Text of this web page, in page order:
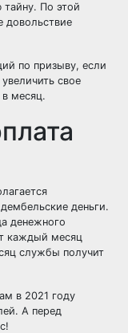
тайну. По этой
довольствие
по призыву, если
свое
месяц.
деньги.
денежного
каждый месяц
службы получит
в 2021 году
А перед